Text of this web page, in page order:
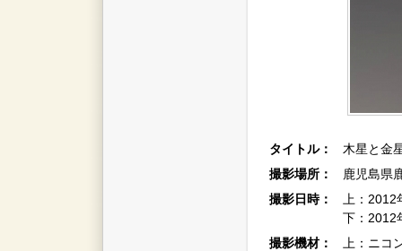
タイトル：
木星と金
撮影場所：
鹿児島県
撮影日時：
上：
下：2012
撮影機材：
上：ニコ